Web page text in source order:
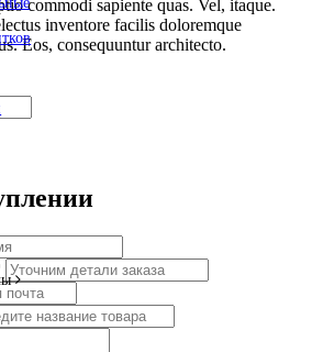
commodi sapiente quas. Vel, itaque.
inventore facilis doloremque
Eos, consequuntur architecto.